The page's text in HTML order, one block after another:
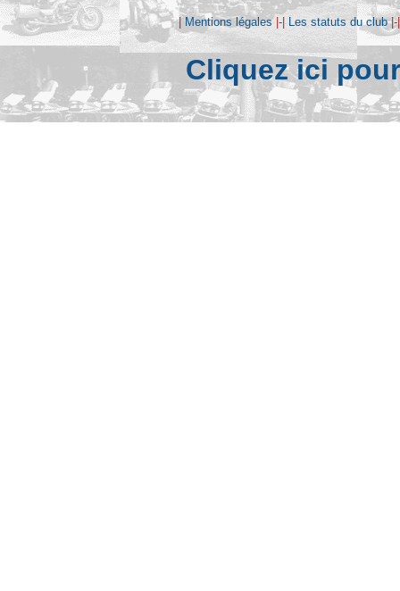
| Mentions légales|-| Les statuts du club
Cliquez ici